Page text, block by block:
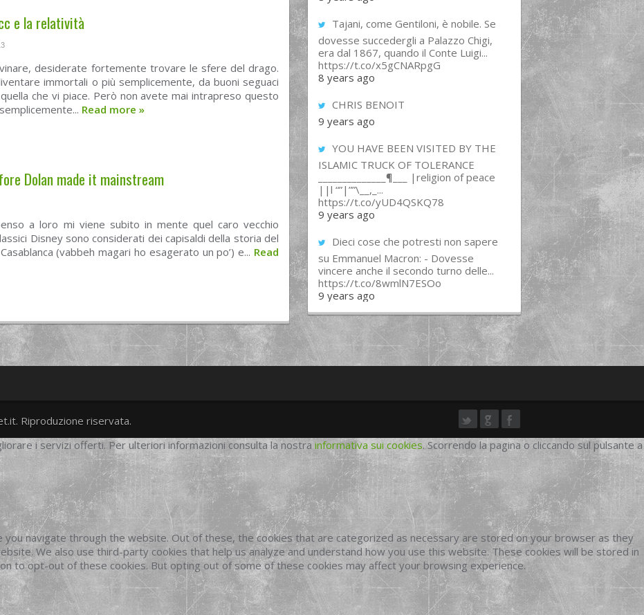
e la relatività
desiderate fortemente trovare le sfere del drago.
immortali o più semplicemente, da buoni seguaci
che vi piace. Però non avete mai intrapreso questo
Read more »
Dolan made it mainstream
a loro mi viene subito in mente quel caro vecchio
Disney sono considerati dei capisaldi della storia del
(vabbeh magari ho esagerato un po’) e... Read
Tajani, come Gentiloni, è nobile. Se
dovesse succedergli a Palazzo Chigi,
era dal 1867, quando il Conte Luigi...
https://t.co/x5gCNARpgG
8 years ago
CHRIS BENOIT
9 years ago
YOU HAVE BEEN VISITED BY THE
ISLAMIC TRUCK OF TOLERANCE
______________¶___ |religion of peace
||l “”|””\__,_...
https://t.co/yUD4QSKQ78
9 years ago
Dieci cose che potresti non sapere
su Emmanuel Macron: - Dovesse
vincere anche il secondo turno delle...
https://t.co/8wmlN7ESOo
9 years ago
twittergoogleplus
facebook
Riproduzione riservata.
i servizi offerti. Per ulteriori informazioni consulta la nostra informativa sui cookies. Scorrendo la pagina o cliccando sul pulsante a
navigate through the website. Out of these, the cookies that are categorized as necessary are stored on your browser as they
We also use third-party cookies that help us analyze and understand how you use this website. These cookies will be stored in
to opt-out of these cookies. But opting out of some of these cookies may affect your browsing experience.